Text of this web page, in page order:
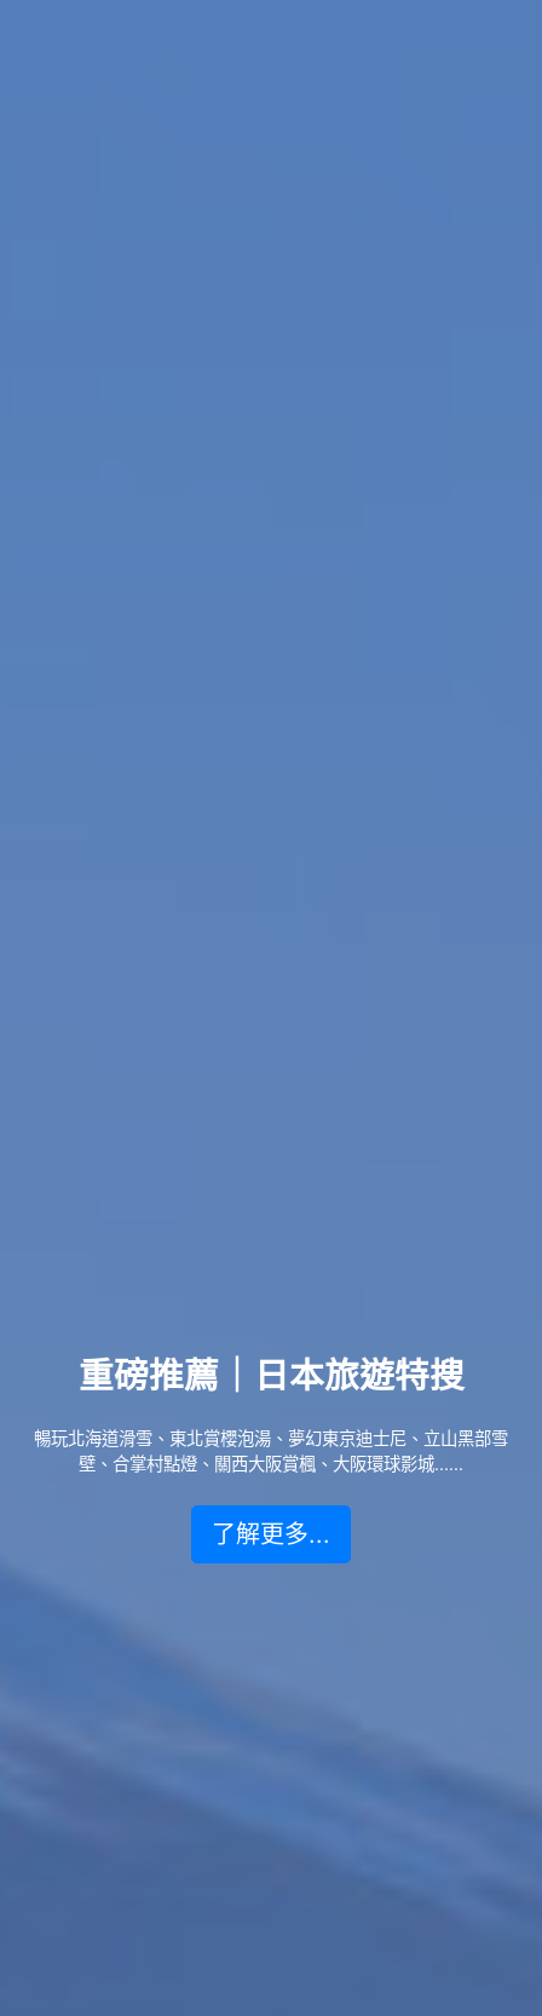
重磅推薦｜日本旅遊特搜
暢玩北海道滑雪、東北賞櫻泡湯、夢幻東京迪士尼、立山黑部雪
壁、合掌村點燈、關西大阪賞楓、大阪環球影城......
了解更多...